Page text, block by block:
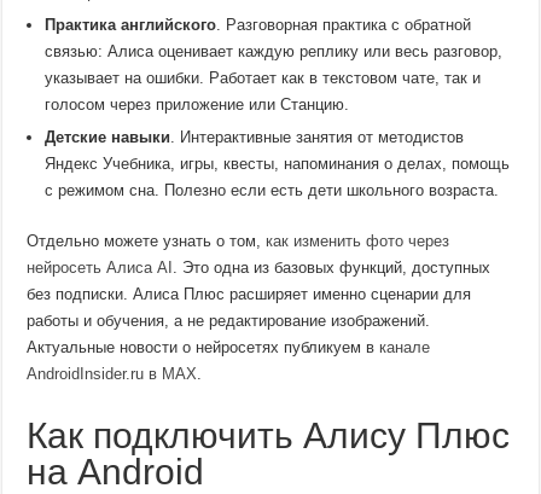
Практика английского. Разговорная практика с обратной
связью: Алиса оценивает каждую реплику или весь разговор,
указывает на ошибки. Работает как в текстовом чате, так и
голосом через приложение или Станцию.
Детские навыки. Интерактивные занятия от методистов
Яндекс Учебника, игры, квесты, напоминания о делах, помощь
с режимом сна. Полезно если есть дети школьного возраста.
Отдельно можете узнать о том,как изменить фото через
нейросеть Алиса AI . Это одна из базовых функций, доступных
без подписки. Алиса Плюс расширяет именно сценарии для
работы и обучения, а не редактирование изображений.
Актуальные новости о нейросетях публикуем вканале
AndroidInsider.ru в MAX.
Как подключить Алису Плюс
на Android